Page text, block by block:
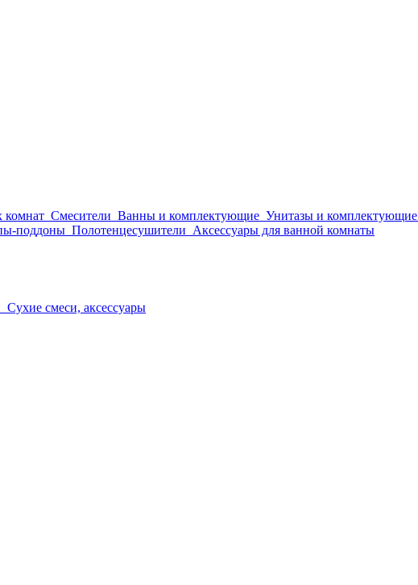
комнат Смесители Ванны и комплектующие Унитазы и комплектующие
поддоны Полотенцесушители Аксессуары для ванной комнаты
Сухие смеси, аксессуары